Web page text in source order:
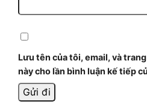
Lưu tên của tôi, email, và
này cho lần bình luận kế tiếp